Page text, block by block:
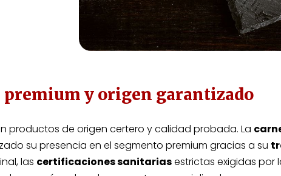
premium y origen garantizado
productos de origen certero y calidad probada. La
su presencia en el segmento premium gracias a su
las certificaciones sanitariasestrictas exigidas por